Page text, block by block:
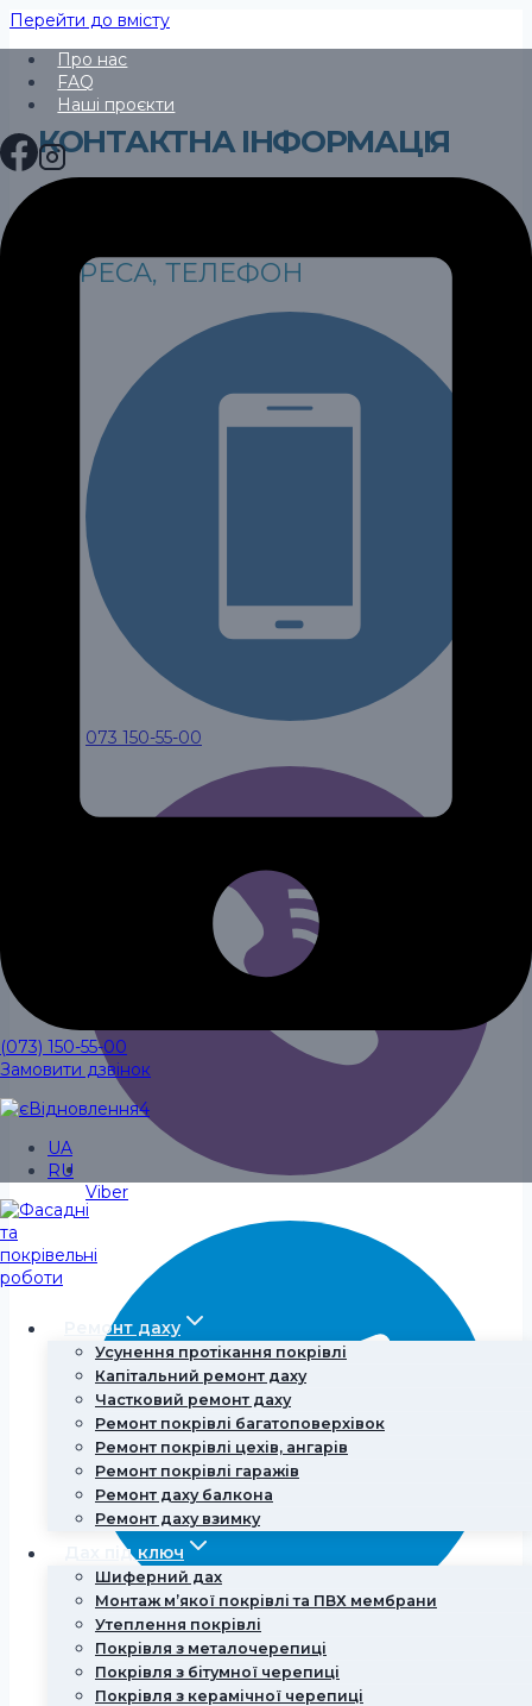
Перейти до вмісту
Про нас
FAQ
Наші проєкти
(073) 150-55-00
Замовити дзвінок
UA
RU
Ремонт даху
Усунення протікання покрівлі
Капітальний ремонт даху
Частковий ремонт даху
Ремонт покрівлі багатоповерхівок
Ремонт покрівлі цехів, ангарів
Ремонт покрівлі гаражів
Ремонт даху балкона
Ремонт даху взимку
Дах під ключ
Шиферний дах
Монтаж м’якої покрівлі та ПВХ мембрани
Утеплення покрівлі
Покрівля з металочерепиці
Покрівля з бітумної черепиці
Покрівля з керамічної черепиці
КОНТАКТНА ІНФОРМАЦІЯ
Головна
АДРЕСА, ТЕЛЕФОН
073 150-55-00
Viber
Telegram